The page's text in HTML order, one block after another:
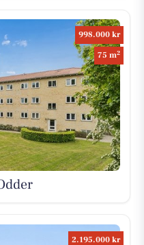
998.000 kr
75 m2
2.195.000 kr